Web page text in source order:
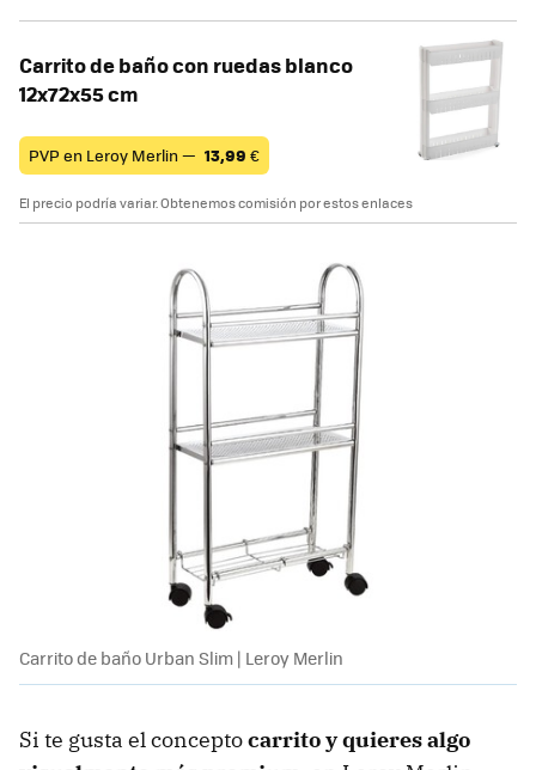
Carrito de baño con ruedas blanco
12x72x55 cm
PVP en Leroy Merlin — 13,99 €
El precio podría variar. Obtenemos comisión por estos enlaces
Carrito de baño Urban Slim | Leroy Merlin
Si te gusta el conceptocarrito y quieres algo